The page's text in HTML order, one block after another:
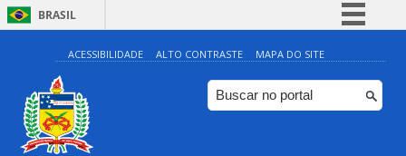
BRASIL
Simplifique!
Comunica BR
Participe
ACESSIBILIDADE ALTO CONTRASTE MAPA DO SITE